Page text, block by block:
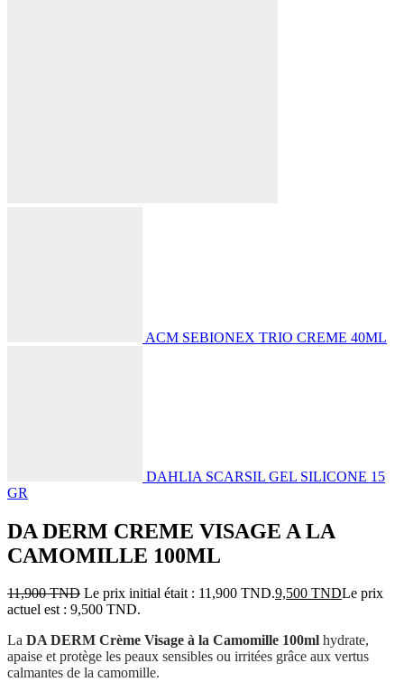
ACM SEBIONEX TRIO CREME 40ML
DAHLIA SCARSIL GEL SILICONE 15
GR
DA DERM CREME VISAGE A LA
CAMOMILLE 100ML
11,900TND Le prix initial était : 11,900 TND.9,500 TNDLe prix
actuel est : 9,500 TND.
La DA DERM Crème Visage à la Camomille 100ml hydrate,
apaise et protège les peaux sensibles ou irritées grâce aux vertus
calmantes de la camomille.